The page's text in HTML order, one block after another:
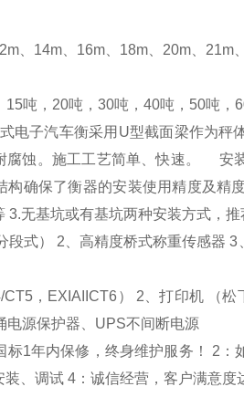
、 14m、 16m、 18m、 20m、 21m、
15吨， 20吨， 30吨， 40吨， 50吨，
电子汽车衡采用 U型截面梁作为秤
蚀。施工工艺简单、快速。
安
确保了衡器的安装使用精度及精
3.无基坑或有基坑两种安装方式，
段式） 2 、高精度桥式称重传感器 3
CT5， EXIAIICT6） 2 、打印机（松
电源保护器、 UPS不间断电源
标1年内保修，终身维护服务！ 2 ：
装、调试4：诚信经营，客户满意度